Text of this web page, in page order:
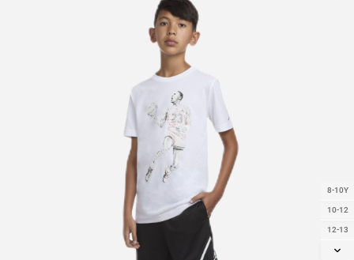
8-10Y
10-12
12-13
13-15